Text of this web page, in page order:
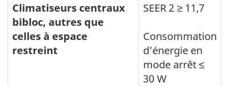
Climatiseurs centraux
bibloc, autres que
celles à espace
restreint
SEER 2 ≥ 11,7
Consommation
d’énergie en
mode arrêt ≤
30 W